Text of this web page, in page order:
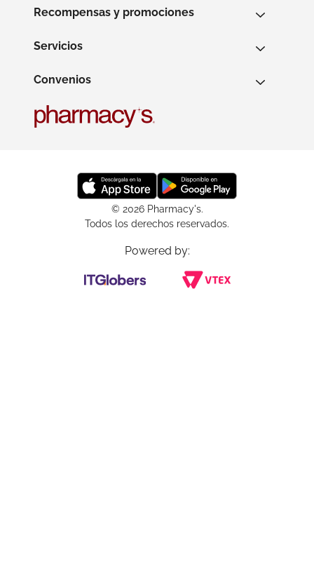
Recompensas y promociones
Servicios
Convenios
© 2026 Pharmacy's.
Todos los derechos reservados.
Powered by: